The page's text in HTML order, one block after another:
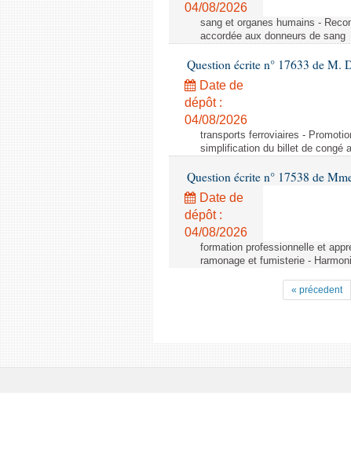
04/08/2026
sang et organes humains -
accordée aux donneurs de sang
Question écrite n° 17633 de M.
Date de
dépôt :
04/08/2026
transports ferroviaires -
simplification du billet de congé
Question écrite n° 17538 de
Date de
dépôt :
04/08/2026
formation professionnelle et
ramonage et fumisterie -
« précedent